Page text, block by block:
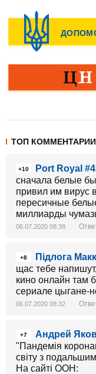
ТОП КОММЕНТАРИИ
+10
Port Royal
сначала белые
привил им вирус
пересичные
миллиарды
06.07.2020 08:38
+8
Підлога
щас тебе
кино онлайн там
сериале цыгане-
06.07.2020 08:32
+7
Андрей
"Пандемія
світу з
На сайті ООН: